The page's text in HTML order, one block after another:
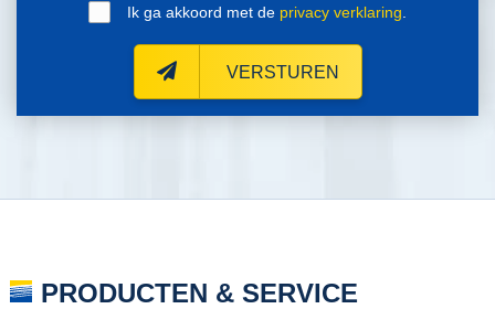
Ik ga akkoord met de privacy verklaring
VERSTUREN
PRODUCTEN & SERVICE